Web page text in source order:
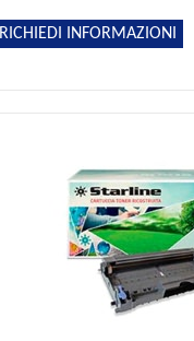
RICHIEDI INFORMAZIONI